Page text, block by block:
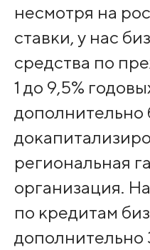
несмотря на
ставки, у нас
средства по
1 до 9,5%
дополнительно
региональная
организация.
по кредитам
дополнительно